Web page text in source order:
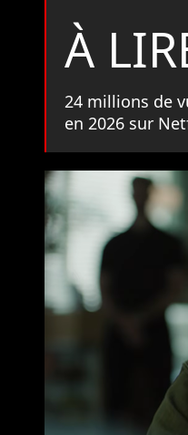
À
24 millions de
en 2026 sur